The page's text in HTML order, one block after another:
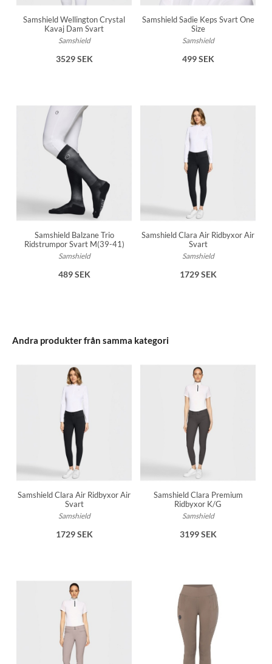
Samshield Wellington Crystal
Kavaj Dam Svart
Samshield
3529 SEK
Samshield Sadie Keps Svart One
Size
Samshield
499 SEK
Samshield Balzane Trio
Ridstrumpor Svart M(39-41)
Samshield
489 SEK
Samshield Clara Air Ridbyxor Air
Svart
Samshield
1729 SEK
Andra produkter från samma kategori
Samshield Clara Air Ridbyxor Air
Svart
Samshield
1729 SEK
Samshield Clara Premium
Ridbyxor K/G
Samshield
3199 SEK